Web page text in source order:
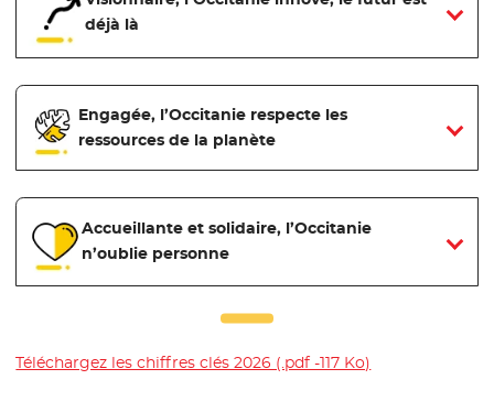
déjà là
Engagée, l’Occitanie respecte les
ressources de la planète
Accueillante et solidaire, l’Occitanie
n’oublie personne
Téléchargez les chiffres clés 2026 (.pdf -117 Ko)